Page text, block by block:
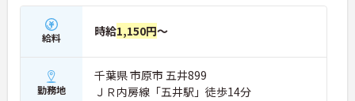
給料 時給1,150円～
勤務地
千葉県 市原市 五井899
ＪＲ内房線「五井駅」徒歩14分